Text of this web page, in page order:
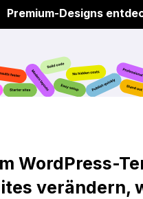
Premium-Designs
WordPress-
verändern,